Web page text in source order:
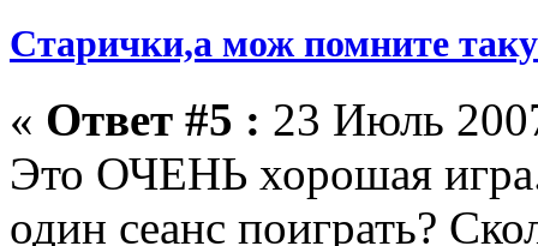
Старички,а мож помните
« Ответ #5 : 23 Июль
Это ОЧЕНЬ хорошая
один сеанс поиграть?